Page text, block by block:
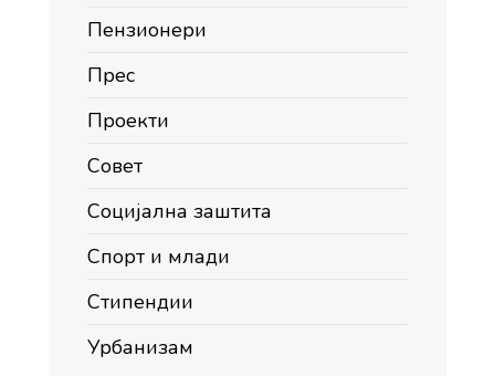
Пензионери
Прес
Проекти
Совет
Социјална заштита
Спорт и млади
Стипендии
Урбанизам